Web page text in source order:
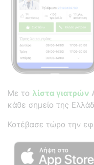
Με το λίστα γιατρών
κάθε σημείο της
Κατέβασε τώρα την